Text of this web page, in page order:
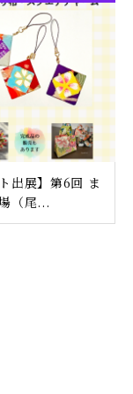
出展】第6回 ま
（尾...